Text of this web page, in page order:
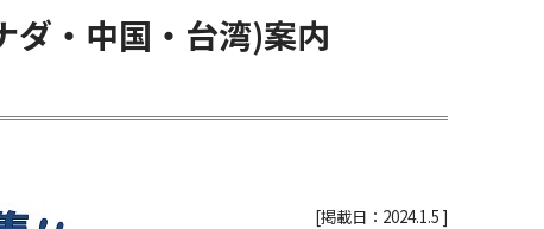
ダ・中国・台湾)案内
[掲載日：2024.1.5 ]